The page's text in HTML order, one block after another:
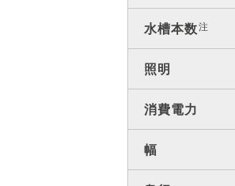
水槽本数注
照明
消費電力
幅